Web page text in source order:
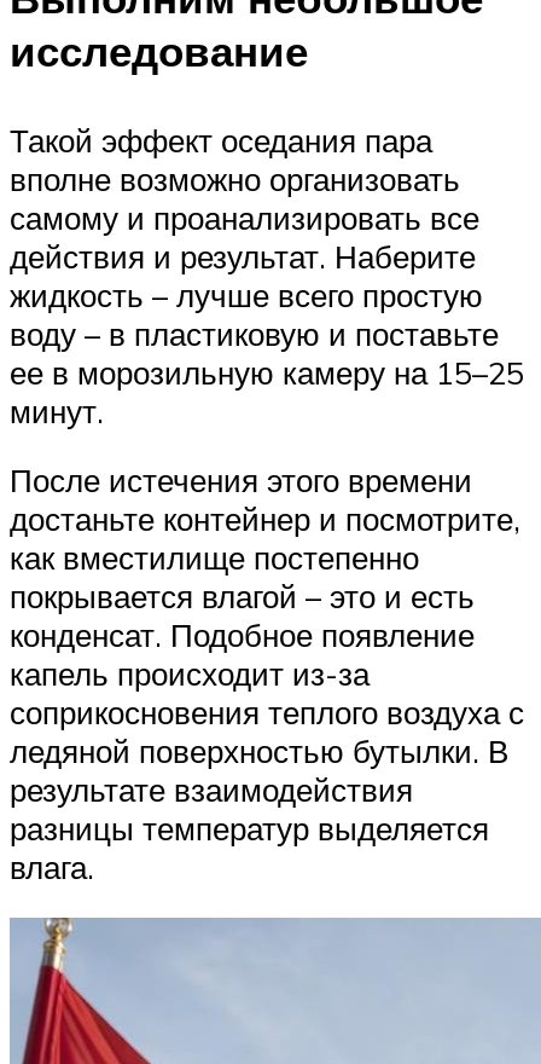
исследование
Такой эффект оседания пара
вполне возможно организовать
самому и проанализировать все
действия и результат. Наберите
жидкость – лучше всего простую
воду – в пластиковую и поставьте
ее в морозильную камеру на 15–25
минут.
После истечения этого времени
достаньте контейнер и посмотрите,
как вместилище постепенно
покрывается влагой – это и есть
конденсат. Подобное появление
капель происходит из-за
соприкосновения теплого воздуха с
ледяной поверхностью бутылки. В
результате взаимодействия
разницы температур выделяется
влага.